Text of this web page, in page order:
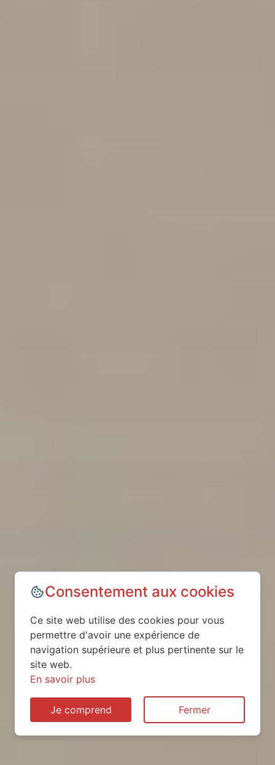
Consentement aux cookies
Ce site web utilise des cookies pour vous
permettre d'avoir une expérience de
navigation supérieure et plus pertinente sur le
site web.
En savoir plus
Je comprend Fermer